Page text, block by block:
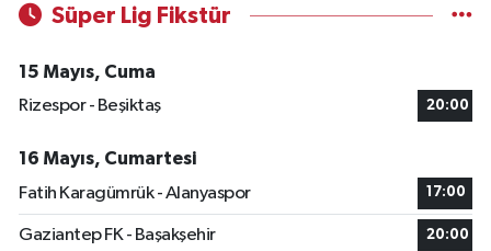
Süper Lig Fikstür
15 Mayıs, Cuma
Rizespor - Beşiktaş
20:00
16 Mayıs, Cumartesi
Fatih Karagümrük - Alanyaspor
17:00
Gaziantep FK - Başakşehir 20:00